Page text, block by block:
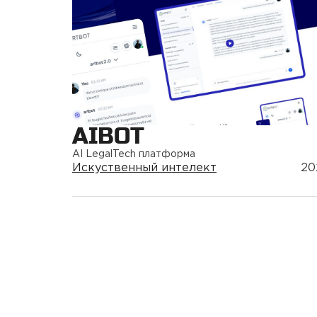
AIBOT
AI LegalTech платформа
Искуственный интелект